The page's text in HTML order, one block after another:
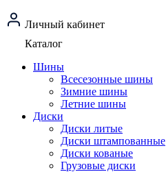
Личный кабинет
Каталог
Шины
Всесезонные шины
Зимние шины
Летние шины
Диски
Диски литые
Диски штампованные
Диски кованые
Грузовые диски